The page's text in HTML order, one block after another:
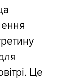
Це